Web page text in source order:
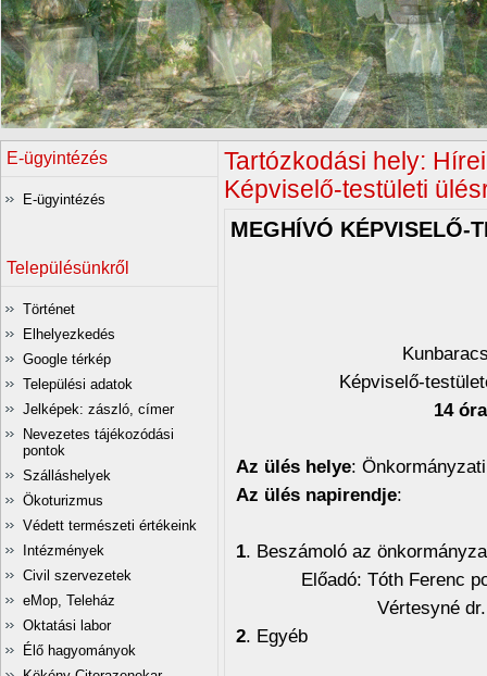
E-ügyintézés
E-ügyintézés
Településünkről
Történet
Elhelyezkedés
Google térkép
Települési adatok
Jelképek: zászló, címer
Nevezetes tájékozódási
pontok
Szálláshelyek
Ökoturizmus
Védett természeti értékeink
Intézmények
Civil szervezetek
eMop, Teleház
Oktatási labor
Élő hagyományok
Tartózkodási hely:
Képviselő-testületi
MEGHÍVÓ KÉPVISELŐ-
Képviselő-
14
Az ülés helye:
Az ülés napirendje:
1. Beszámoló az
Előadó: Tóth Ferenc
Vértesyné dr. Klier
2. Egyéb